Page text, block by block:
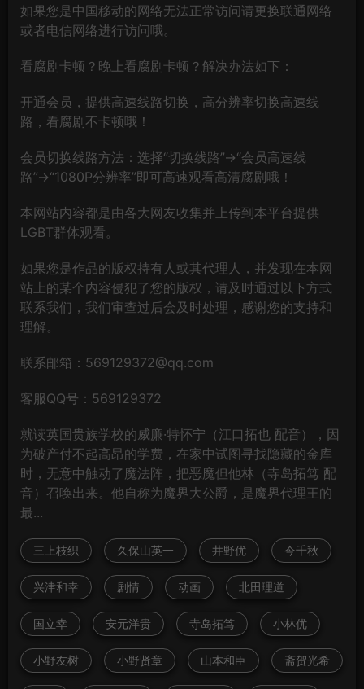
如果您是中国移动的网络无法正常访问请更换联通网络
或者电信网络进行访问哦。
看腐剧卡顿？晚上看腐剧卡顿？解决办法如下：
开通会员，提供高速线路切换，高分辨率切换高速线
路，看腐剧不卡顿哦！
会员切换线路方法：选择“切换线路”→“会员高速线
路”→“1080P分辨率”即可高速观看高清腐剧哦！
本网站内容都是由各大网友收集并上传到本平台提供
LGBT群体观看。
如果您是作品的版权持有人或其代理人，并发现在本网
站上的某个内容侵犯了您的版权，请及时通过以下方式
联系我们，我们审查过后会及时处理，感谢您的支持和
理解。
联系邮箱：569129372@qq.com
客服QQ号：569129372
就读英国贵族学校的威廉·特怀宁（江口拓也 配音），因
为破产付不起高昂的学费，在家中试图寻找隐藏的金库
时，无意中触动了魔法阵，把恶魔但他林（寺岛拓笃 配
音）召唤出来。他自称为魔界大公爵，是魔界代理王的
最...
三上枝织 久保山英一 井野优 今千秋
兴津和幸 剧情 动画 北田理道
国立幸 安元洋贵 寺岛拓笃 小林优
小野友树 小野贤章 山本和臣 斋贺光希